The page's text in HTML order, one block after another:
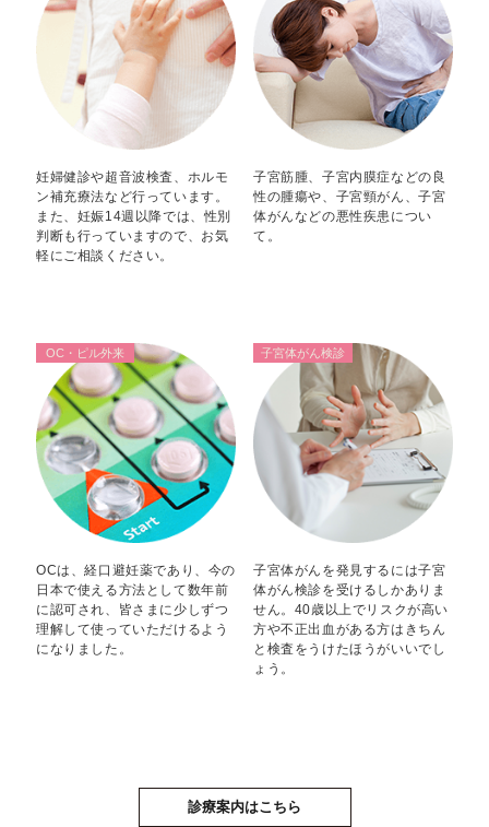
妊婦健診や超音波検査、ホルモ
ン補充療法など行っています。
また、妊娠14週以降では、性別
判断も行っていますので、お気
軽にご相談ください。
OC・ピル外来
OCは、経口避妊薬であり、今の
日本で使える方法として数年前
に認可され、皆さまに少しずつ
理解して使っていただけるよう
になりました。
子宮筋腫、子宮内膜症などの良
性の腫瘍や、子宮頸がん、子宮
体がんなどの悪性疾患につい
て。
子宮体がん検診
子宮体がんを発見するには子宮
体がん検診を受けるしかありま
せん。40歳以上でリスクが高い
方や不正出血がある方はきちん
と検査をうけたほうがいいでし
ょう。
診療案内はこちら